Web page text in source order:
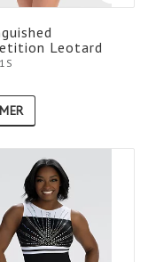
favoritlistan
favoritlistan
Leotard